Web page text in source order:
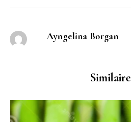
Ayngelina Borgan
Similaire